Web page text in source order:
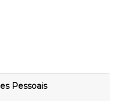
Pessoais